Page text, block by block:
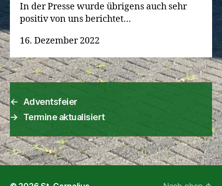
In der Presse wurde übrigens auch sehr
positiv von uns berichtet…
16. Dezember 2022
← Adventsfeier
→
Termine aktualisiert